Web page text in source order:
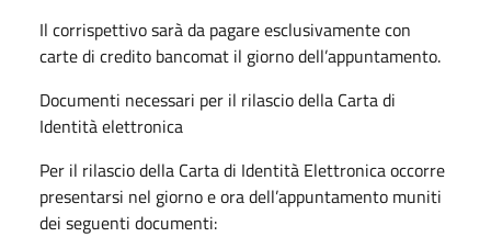
Il corrispettivo sarà da pagare esclusivamente con
carte di credito bancomat il giorno dell’appuntamento.
Documenti necessari per il rilascio della Carta di
Identità elettronica
Per il rilascio della Carta di Identità Elettronica occorre
presentarsi nel giorno e ora dell’appuntamento muniti
dei seguenti documenti: